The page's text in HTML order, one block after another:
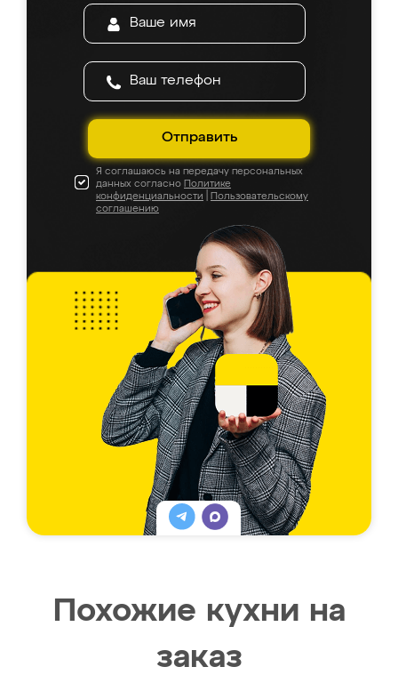
Отправить
Я соглашаюсь на передачу персональных
данных согласно Политике
конфиденциальности
Пользовательскому
соглашению
Похожие кухни на
заказ